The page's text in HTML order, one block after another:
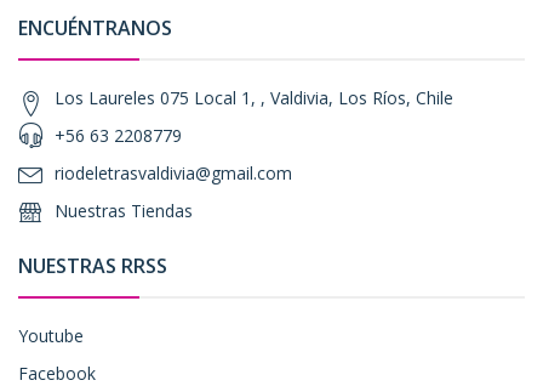
ENCUÉNTRANOS
Los Laureles 075 Local 1, , Valdivia, Los Ríos, Chile
+56 63 2208779
riodeletrasvaldivia@gmail.com
Nuestras Tiendas
NUESTRAS RRSS
Youtube
Facebook